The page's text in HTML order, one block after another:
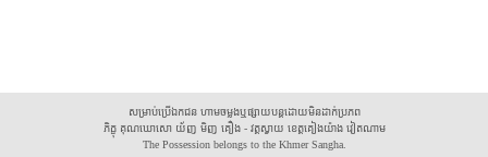
សម្រាប់ប្រើឯកជន ហាមចម្លងឬផ្សាយបន្តដោយមិនដាក់ប្រភព
ភិក្ខុ គុណឃោសោ យ័ញ មិញ គឿង - វត្តស្វាយ ខេត្តគៀងយ៉ាង វៀតណាម
The Possession belongs to the Khmer Sangha.